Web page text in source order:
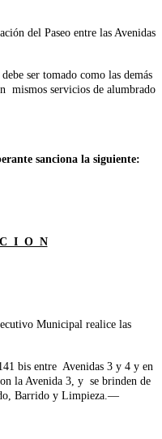
Paseo entre las Avenidas
tomado como las demás
mismos servicios de alumbrado
sanciona la siguiente:
I O N
Municipal realice las
bis entre Avenidas 3 y 4 y en
la Avenida 3, y se brinden de
Barrido y Limpieza.—